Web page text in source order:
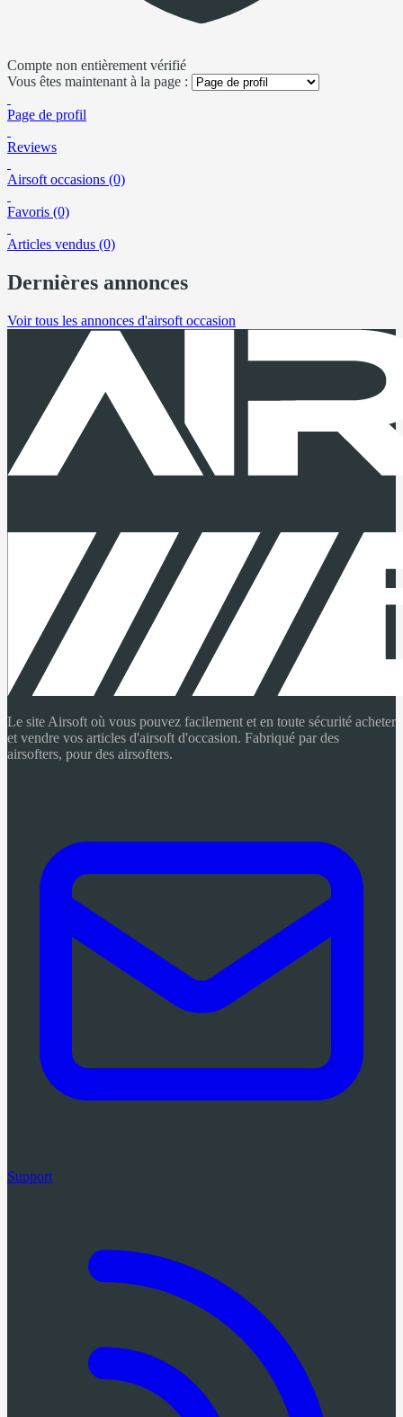
Compte non entièrement vérifié
Vous êtes maintenant à la page :
Page de profil
Reviews
Airsoft occasions (0)
Favoris (0)
Articles vendus (0)
Dernières annonces
Voir tous les annonces d'airsoft occasion
Le site Airsoft où vous pouvez facilement et en toute sécurité acheter
et vendre vos articles d'airsoft d'occasion. Fabriqué par des
airsofters, pour des airsofters.
Support